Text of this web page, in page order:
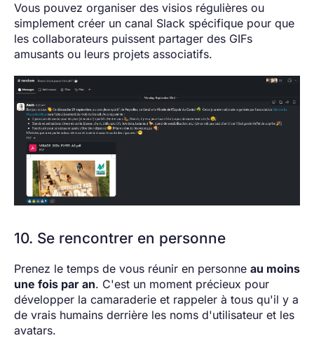
Vous pouvez organiser des visios régulières ou
simplement créer un canal Slack spécifique pour que
les collaborateurs puissent partager des GIFs
amusants ou leurs projets associatifs.
10. Se rencontrer en personne
Prenez le temps de vous réunir en personne au moins
une fois par an. C'est un moment précieux pour
développer la camaraderie et rappeler à tous qu'il y a
de vrais humains derrière les noms d'utilisateur et les
avatars.